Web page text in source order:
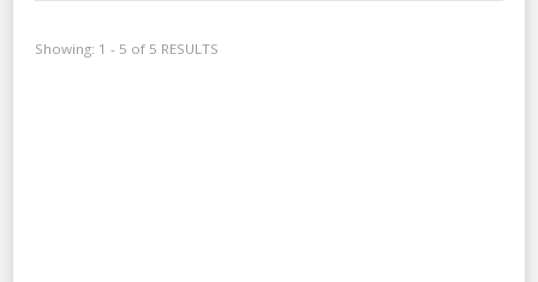
Showing: 1 - 5 of 5 RESULTS